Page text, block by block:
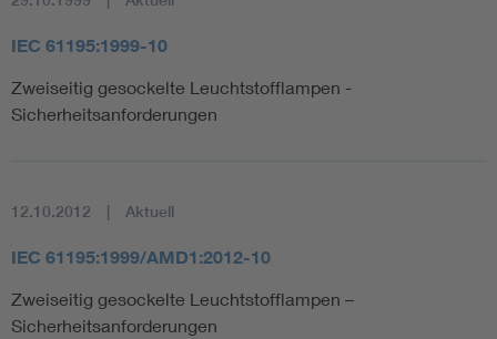
IEC 61195:1999-10
Zweiseitig gesockelte Leuchtstofflampen -
Sicherheitsanforderungen
12.10.2012 Aktuell
IEC 61195:1999/AMD1:2012-10
Zweiseitig gesockelte Leuchtstofflampen –
Sicherheitsanforderungen